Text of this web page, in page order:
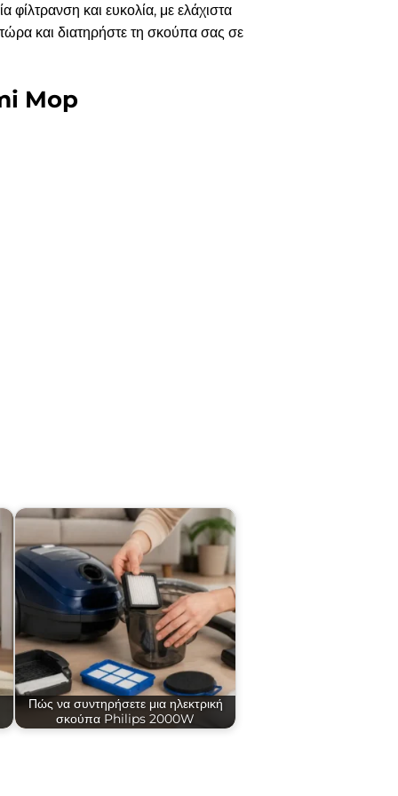
και ευκολία, με ελάχιστα
τώρα και διατηρήστε τη σκούπα σας σε
Mop
Πώς να συντηρήσετε μια ηλεκτρική
σκούπα Philips 2000W